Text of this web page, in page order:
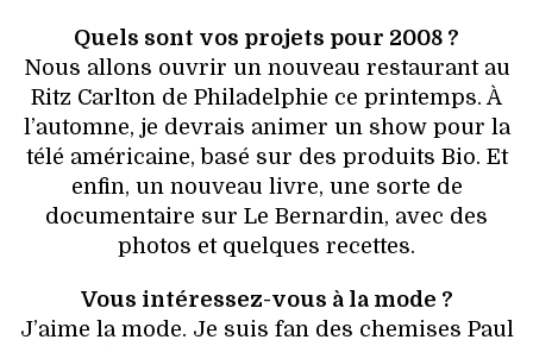
Quels sont vos projets pour 2008 ?
Nous allons ouvrir un nouveau restaurant au
Ritz Carlton de Philadelphie ce printemps. À
l’automne, je devrais animer un show pour la
télé américaine, basé sur des produits Bio. Et
enfin, un nouveau livre, une sorte de
documentaire sur Le Bernardin, avec des
photos et quelques recettes.
Vous intéressez-vous à la mode ?
J’aime la mode. Je suis fan des chemises Paul